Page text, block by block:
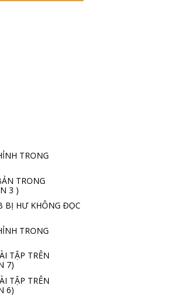
TRONG
TRONG
3 )
BỊ HƯ KHÔNG ĐỌC
TRONG
TẬP TRÊN
7)
TẬP TRÊN
6)